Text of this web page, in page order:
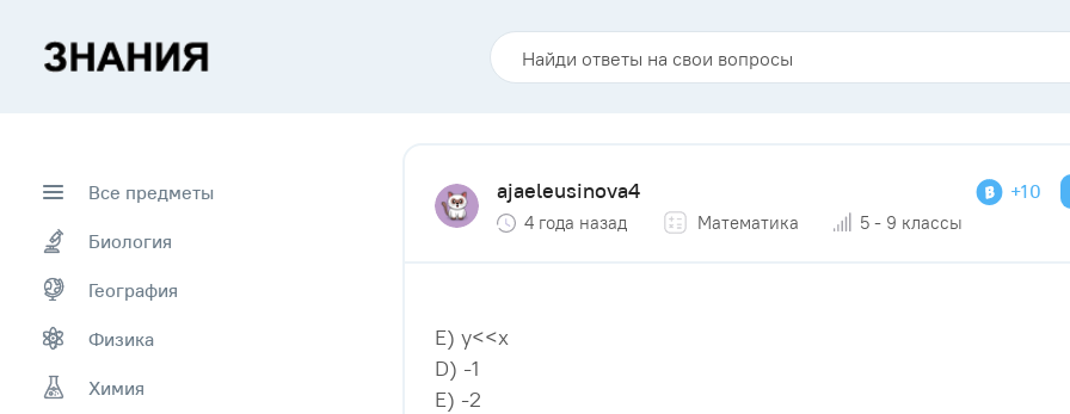
Все предметы
Биология
География
Физика
Химия
ajaeleusinova4 +10
4 года назад Математика 5 - 9 классы
E) у<<х
D) -1
E) -2